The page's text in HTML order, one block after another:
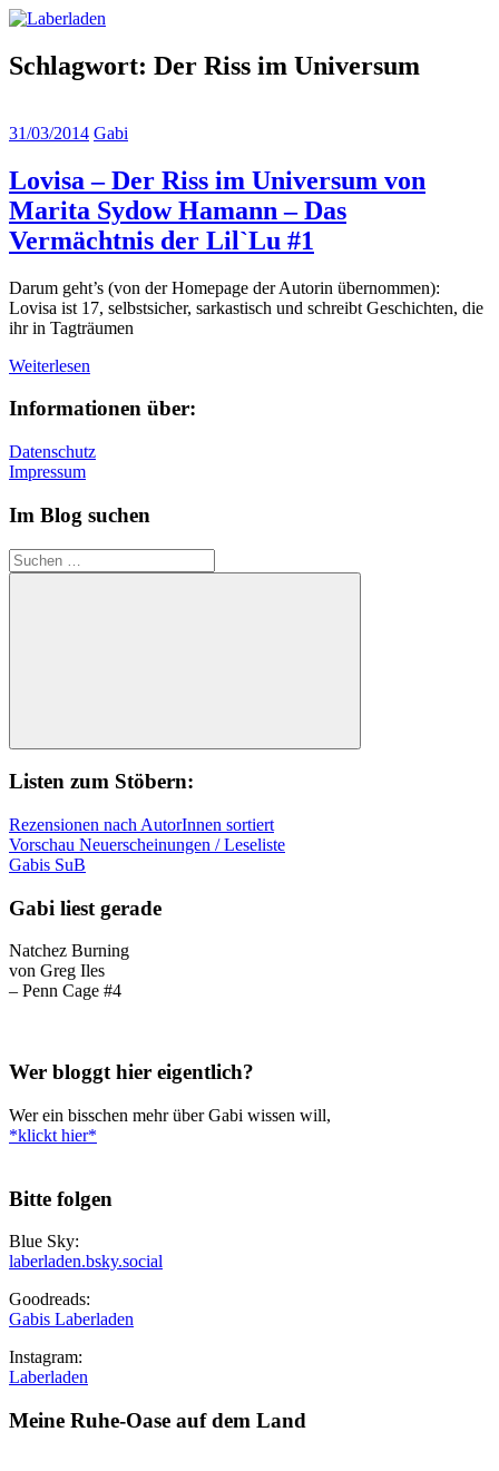
Zum
springen
Schlagwort: Der Riss im Universum
31/03/2014 Gabi
Lovisa – Der Riss im Universum von
Marita Sydow Hamann – Das
Vermächtnis der Lil`Lu #1
Darum geht’s (von der Homepage der Autorin übernommen):
Lovisa ist 17, selbstsicher, sarkastisch und schreibt Geschichten, die
ihr in Tagträumen
Weiterlesen
Informationen über:
Datenschutz
Impressum
Im Blog suchen
Suchen
nach:
Suchen
Listen zum Stöbern:
Rezensionen nach AutorInnen sortiert
Vorschau Neuerscheinungen / Leseliste
Gabis SuB
Gabi liest gerade
Natchez Burning
von Greg Iles
– Penn Cage #4
Wer bloggt hier eigentlich?
Wer ein bisschen mehr über Gabi wissen will,
*klickt hier*
Bitte folgen
Blue Sky:
laberladen.bsky.social
Goodreads:
Gabis Laberladen
Instagram:
Laberladen
Meine Ruhe-Oase auf dem Land